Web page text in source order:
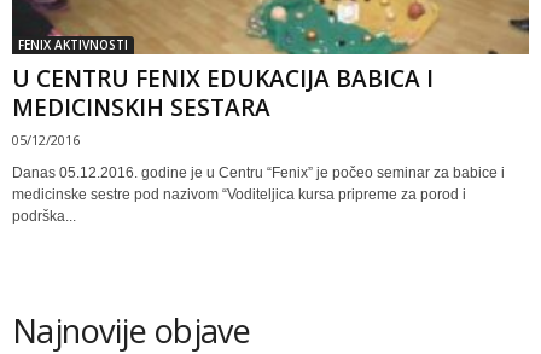
FENIX AKTIVNOSTI
U CENTRU FENIX EDUKACIJA BABICA I
MEDICINSKIH SESTARA
05/12/2016
Danas 05.12.2016. godine je u Centru “Fenix” je počeo seminar za babice i
medicinske sestre pod nazivom “Voditeljica kursa pripreme za porod i
podrška...
Najnovije objave